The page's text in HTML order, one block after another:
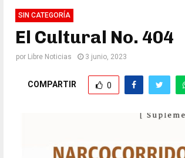
SIN CATEGORÍA
El Cultural No. 404
por Libre Noticias 3 junio, 2023
COMPARTIR 0